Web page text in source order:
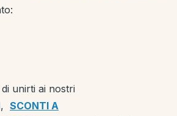
unirti ai nostri
, SCONTI A